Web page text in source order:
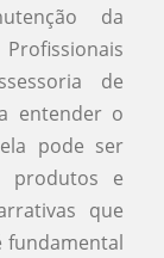
da
de
entender o
pode ser
produtos e
que
fundamental